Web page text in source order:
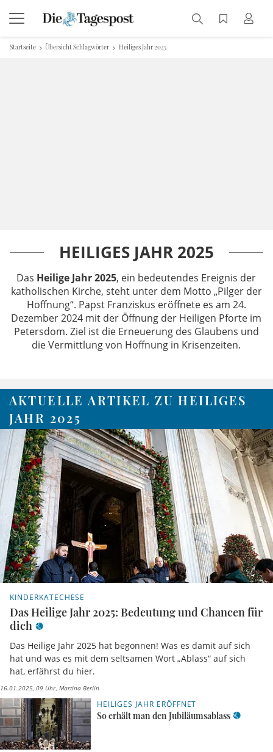
Startseite Übersicht Schlagwörter Heiliges Jahr 2025
HEILIGES JAHR 2025
Das Heilige Jahr 2025, ein bedeutendes Ereignis der
katholischen Kirche, steht unter dem Motto „Pilger der
Hoffnung“. Papst Franziskus eröffnete es am 24.
Dezember 2024 mit der Öffnung der Heiligen Pforte im
Petersdom. Ziel ist die Erneuerung des Glaubens und
die Vermittlung von Hoffnung in Krisenzeiten.
AKTUELLE ARTIKEL ZU HEILIGES
JAHR 2025
KINDERKATECHESE
Das Heilige Jahr 2025: Bedeutung und Chancen für
dich
Das Heilige Jahr 2025 hat begonnen! Was es damit auf sich
hat und was es mit dem seltsamen Wort „Ablass“ auf sich
hat, erfährst du hier.
16.01.2025, 09 Uhr Martina Berlin
HEILIGES JAHR ERÖFFNET
So erhält man den Jubiläumsablass